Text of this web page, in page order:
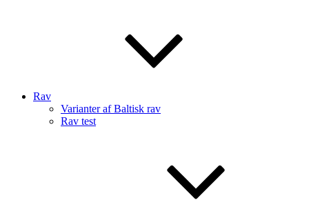
Rav
Varianter af Baltisk rav
Rav test